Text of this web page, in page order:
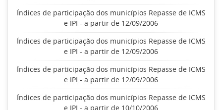
Índices de participação dos municípios Repasse de ICMS
e IPI - a partir de 12/09/2006
Índices de participação dos municípios Repasse de ICMS
e IPI - a partir de 12/09/2006
Índices de participação dos municípios Repasse de ICMS
e IPI - a partir de 12/09/2006
Índices de participação dos municípios Repasse de ICMS
e IPI - a partir de 10/10/2006